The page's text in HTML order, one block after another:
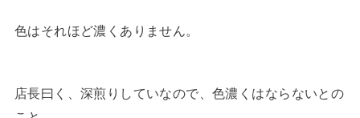
色はそれほど濃くありません。
店長曰く、深煎りしていなので、色濃くはならないとの